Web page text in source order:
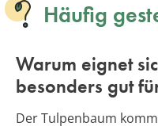
Häufig
Warum eignet
besonders gut
Der Tulpenbaum